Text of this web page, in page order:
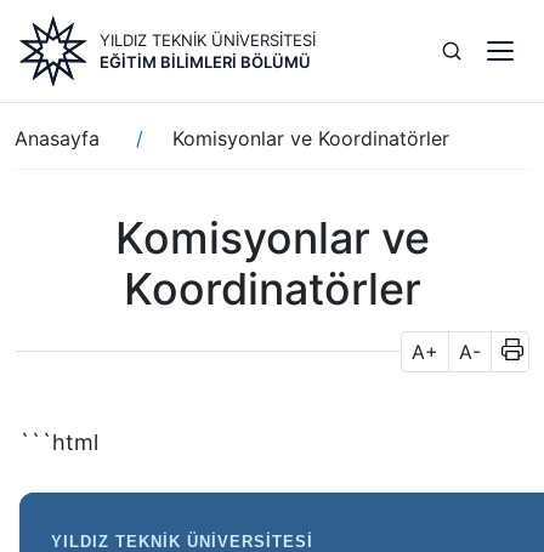
içeriğe
atla
YILDIZ TEKNİK ÜNİVERSİTESİ
EĞITIM BILIMLERI BÖLÜMÜ
Sayfa
yolu
Anasayfa Komisyonlar ve Koordinatörler
Komisyonlar ve
Koordinatörler
A+ A-
```html
YILDIZ TEKNIK ÜNIVERSITESI